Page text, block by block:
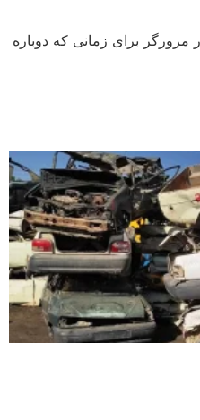
برای زمانی که دوباره